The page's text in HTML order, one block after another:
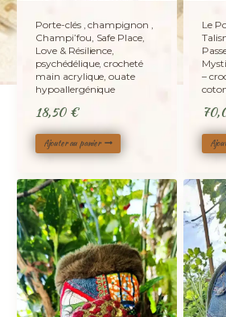
Porte-clés , champignon ,
Champi’fou, Safe Place,
Love & Résilience,
psychédélique, crocheté
main acrylique, ouate
hypoallergénique
18,50 €
Ajouter au panier
Le
–